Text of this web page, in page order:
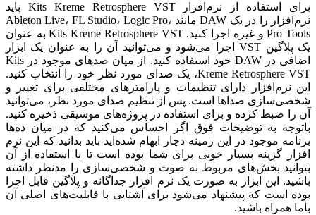
برای استفاده از نرم‌افزار Kits Kreme Retrosphere VST باید
نرم‌افزار را در یک DAW مانند Ableton Live، FL Studio، Logic Pro،
Pro Tools و غیره اجرا کنید. Kits Kreme Retrosphere VST به عنوان
یک پلاگین VST اجرا می‌شود و می‌توانید آن را به عنوان یک ابزار
اضافی در DAW خود استفاده کنید. از میان صدهای موجود در Kits
Kreme Retrosphere VST، یک صدای مورد نظر خود را انتخاب کنید.
این نرم‌افزار دارای تنظیمات و پارامترهای مختلفی برای تغییر و
شخصی‌سازی صداها است. پس از تنظیم صدای مورد نظر، می‌توانید
آن را ضبط کرده و برای استفاده در پروژه‌های موسیقی ذخیره کنید.
باتوجه به توضیحات فوق اگر احساس می‌کنید که در میان ده‌ها
برنامه موجود در این زمینه دچار ابهام شده‌اید باید بدانید که این نرم
افزار گزینه بسیار خوبی برای شما بوده است تا با استفاده از آن
بتوانید بخش‌های مربوط به صوت و شخصی‌سازی را مدنظر داشته
باشید. این ابزار به صورت یک نرم افزار جداگانه و پلاگین قابل اجرا
بوده است که پیشنهاد می‌شود برای آشنایی با قابلیت‌های اصلی آن
باما همراه باشید.